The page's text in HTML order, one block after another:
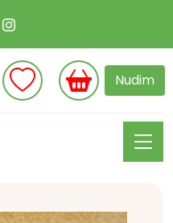
Nudim